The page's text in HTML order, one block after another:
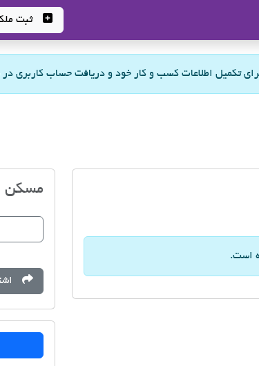
ثبت
تکمیل اطلاعات کسب و کار خود و دریافت حساب کاربری در
است.
مسکن